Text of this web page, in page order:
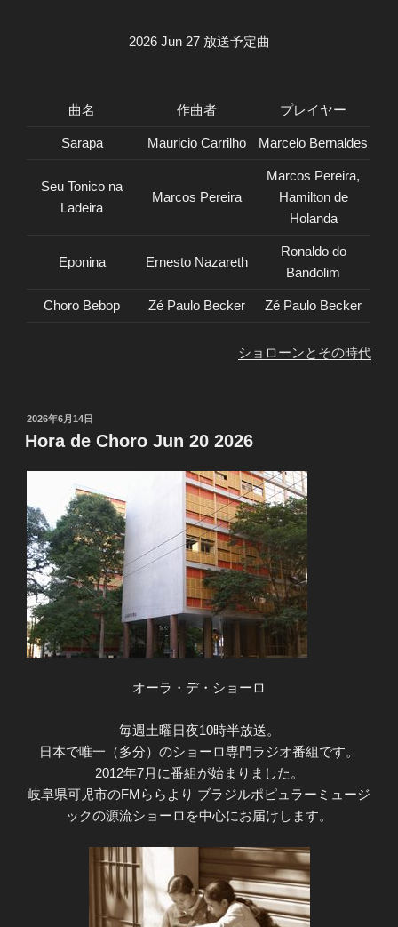
2026 Jun 27 放送予定曲
曲名 作曲者 プレイヤー
Sarapa Mauricio Carrilho Marcelo Bernaldes
Seu Tonico na
Ladeira
Marcos Pereira
Marcos Pereira,
Hamilton de
Holanda
Eponina Ernesto Nazareth
Ronaldo do
Bandolim
Choro Bebop Zé Paulo Becker Zé Paulo Becker
ショローンとその時代
投
稿
日:
2026年6月14日
Hora de Choro Jun 20 2026
オーラ・デ・ショーロ
毎週土曜日夜10時半放送。
日本で唯一（多分）のショーロ専門ラジオ番組です。
2012年7月に番組が始まりました。
岐阜県可児市のFMららより ブラジルポピュラーミュージ
ックの源流ショーロを中心にお届けします。